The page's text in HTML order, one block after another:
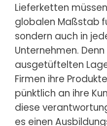
Lieferketten
globalen Maßstab
sondern auch in
Unternehmen.
ausgetüftelten
Firmen ihre
pünktlich an ihre
diese
es einen